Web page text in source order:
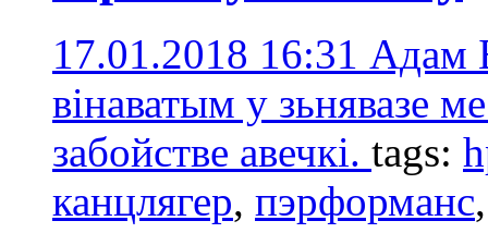
17.01.2018 16:31 Адам
вінаватым у зьнявазе
забойстве авечкі. tags:
канцлягер, пэрформанс